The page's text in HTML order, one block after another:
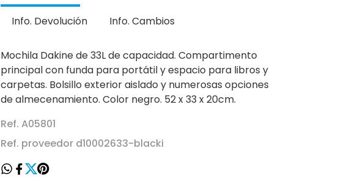
Info. Devolución Info. Cambios
Mochila Dakine de 33L de capacidad. Compartimento
principal con funda para portátil y espacio para libros y
carpetas. Bolsillo exterior aislado y numerosas opciones
de almecenamiento. Color negro. 52 x 33 x 20cm.
Ref. A05801
Ref. proveedor d10002633-blacki